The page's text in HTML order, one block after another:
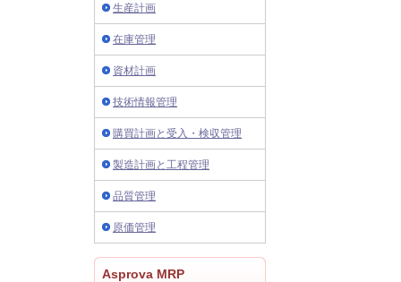
生産計画
在庫管理
資材計画
技術情報管理
購買計画と受入・検収管理
製造計画と工程管理
品質管理
原価管理
Asprova MRP